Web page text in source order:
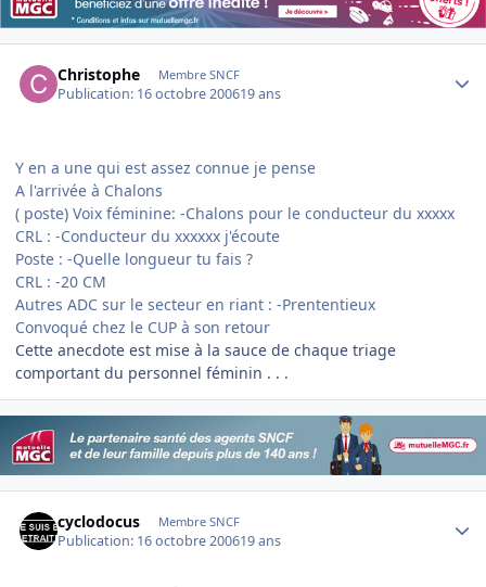
Christophe Membre SNCF
Publication: 16 octobre 200619 ans
Y en a une qui est assez connue je pense
A l'arrivée à Chalons
( poste) Voix féminine: -Chalons pour le conducteur du xxxxx
CRL : -Conducteur du xxxxxx j'écoute
Poste : -Quelle longueur tu fais ?
CRL : -20 CM
Autres ADC sur le secteur en riant : -Prententieux
Convoqué chez le CUP à son retour
Cette anecdote est mise à la sauce de chaque triage
comportant du personnel féminin . . .
cyclodocus Membre SNCF
Publication: 16 octobre 200619 ans